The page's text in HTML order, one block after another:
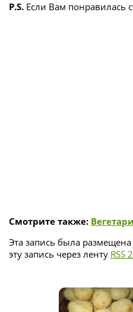
P.S. Если Вам понравилась
Смотрите также:
Эта запись была
эту запись через ленту RSS